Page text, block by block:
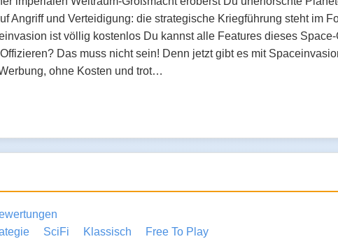
Angriff und Verteidigung: die strategische Kriegführung steht im
ist völlig kostenlos Du kannst alle Features dieses
Das muss nicht sein! Denn jetzt gibt es mit
ohne Kosten und trot…
SciFi Klassisch Free To Play